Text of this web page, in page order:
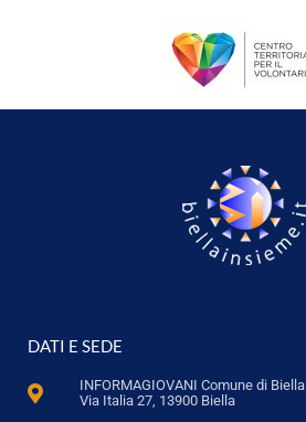
DATI E SEDE
INFORMAGIOVANI Comune di Biella
Via Italia 27, 13900 Biella